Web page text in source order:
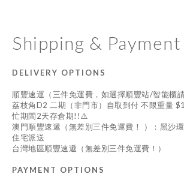
Shipping & Payment
DELIVERY OPTIONS
順豐速運（三件免運費，如選擇順豐站/智能櫃請
荔枝角D2 二期（非門市）自取到付 不限重量
忙期間2天存倉期!!⚠️
澳門順豐速遞（無差別三件免運費！ ）：黑沙
住宅派送
台灣地區順豐速遞（無差別三件免運費！）
PAYMENT OPTIONS